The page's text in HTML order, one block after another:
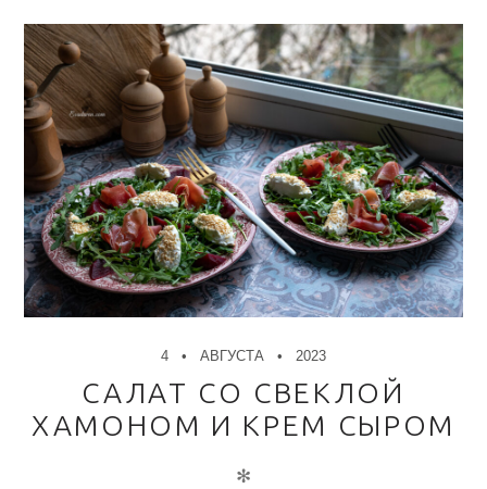
4 АВГУСТА 2023
САЛАТ СО СВЕКЛОЙ
ХАМОНОМ И КРЕМ СЫРОМ
✻